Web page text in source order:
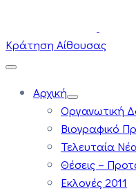
Κράτηση Αίθουσας
Αρχική
Οργανωτική
Βιογραφικό
Τελευταία
Θέσεις –
Εκλογές 2011